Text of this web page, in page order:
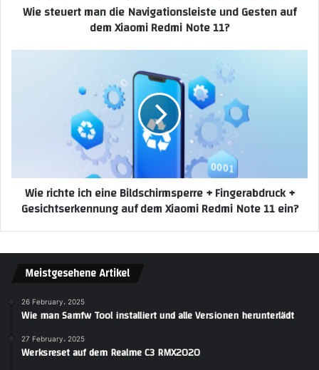
Wie steuert man die Navigationsleiste und Gesten auf
dem Xiaomi Redmi Note 11?
Wie richte ich eine Bildschirmsperre + Fingerabdruck +
Gesichtserkennung auf dem Xiaomi Redmi Note 11 ein?
Meistgesehene Artikel
26 February، 2025
Wie man Samfw Tool installiert und alle Versionen herunterlädt
27 February، 2025
Werksreset auf dem Realme C3 RMX2020